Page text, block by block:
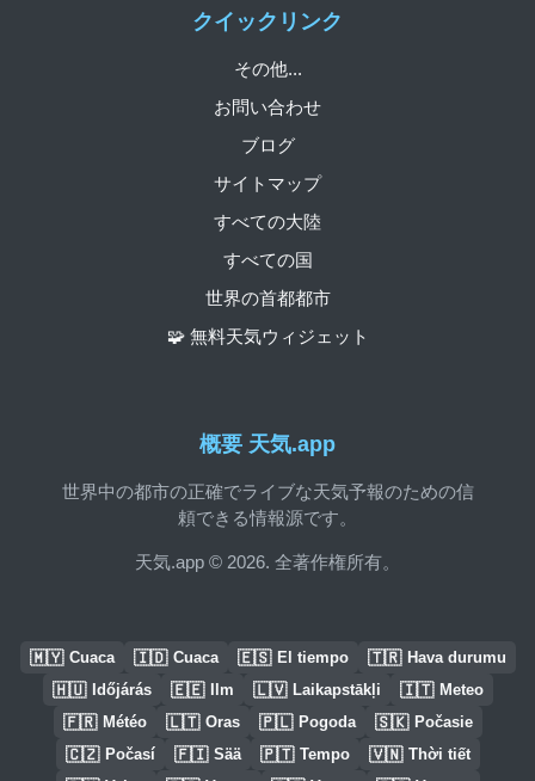
概要 天気.app
世界中の都市の正確でライブな天気予報のための信
頼できる情報源です。
天気.app © 2026. 全著作権所有。
クイックリンク
その他...
お問い合わせ
ブログ
サイトマップ
すべての大陸
すべての国
世界の首都都市
🧩 無料天気ウィジェット
🇲🇾 Cuaca 🇮🇩 Cuaca 🇪🇸 El tiempo 🇹🇷 Hava durumu
🇭🇺 Időjárás 🇪🇪 Ilm 🇱🇻 Laikapstākļi 🇮🇹 Meteo
🇫🇷 Météo 🇱🇹 Oras 🇵🇱 Pogoda 🇸🇰 Počasie
🇨🇿 Počasí 🇫🇮 Sää 🇵🇹 Tempo 🇻🇳 Thời tiết